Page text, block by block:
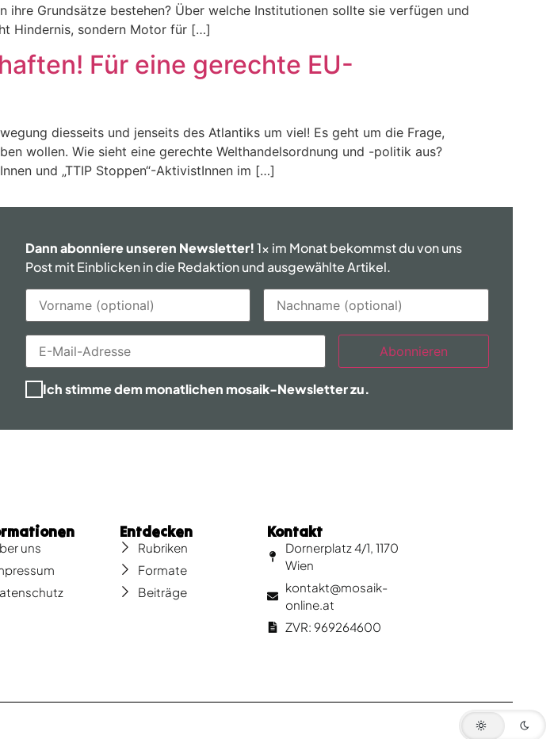
ihre Grundsätze bestehen? Über welche Institutionen sollte sie verfügen und
Hindernis, sondern Motor für […]
Für eine gerechte EU-
diesseits und jenseits des Atlantiks um viel! Es geht um die Frage,
wollen. Wie sieht eine gerechte Welthandelsordnung und -politik aus?
und „TTIP Stoppen“-AktivistInnen im […]
Dann abonniere unseren Newsletter!1x im Monat bekommst du von uns
Post mit Einblicken in die Redaktion und ausgewählte Artikel.
Abonnieren
Ich stimme dem monatlichen mosaik-Newsletter zu.
uns
Entdecken
Rubriken
Formate
Beiträge
Kontakt
Dornerplatz 4/1, 1170
Wien
kontakt@mosaik-
online.at
ZVR: 969264600